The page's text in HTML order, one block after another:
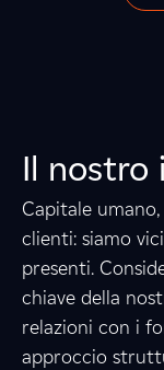
Il nostro
Capitale
clienti: siamo
presenti.
chiave della
relazioni con i
approccio
2